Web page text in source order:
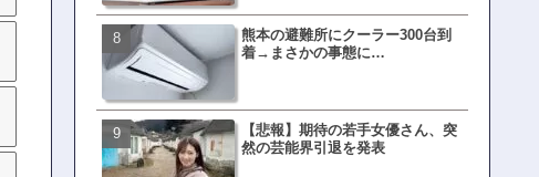
熊本の避難所にクーラー300台到
着→まさかの事態に…
【悲報】期待の若手女優さん、突
然の芸能界引退を発表
有吉「うまくても絶対に行
ない店」がこちら…ネット
母親「息子の借りた本が心
真をSNS投稿→司書らから